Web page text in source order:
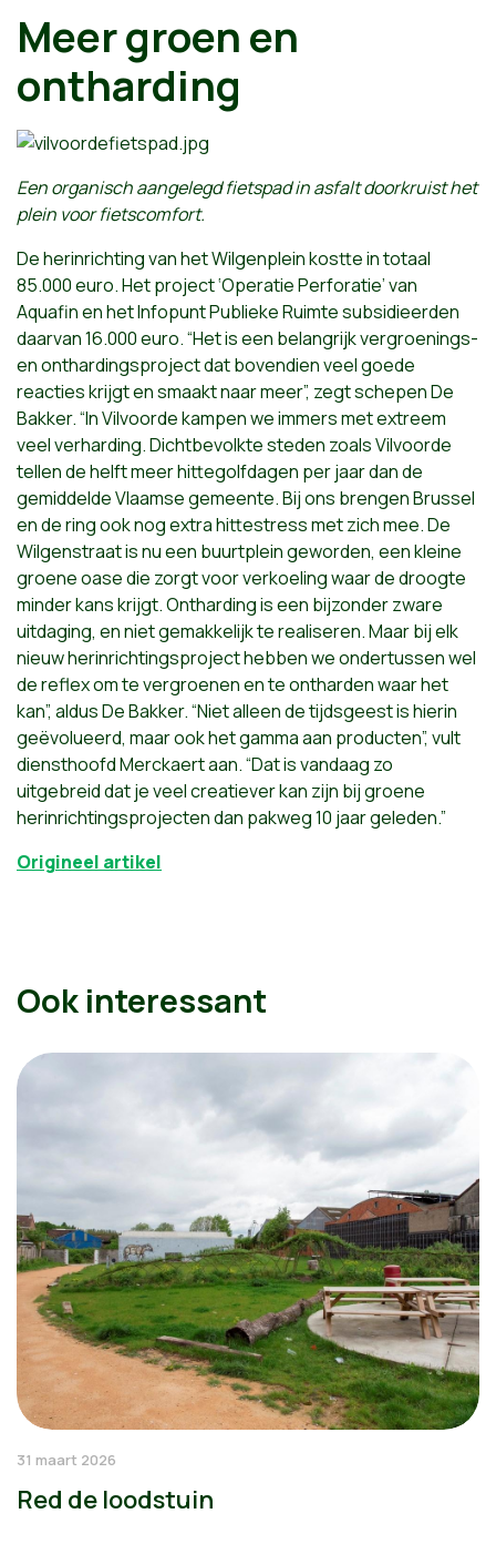
Meer groen en
ontharding
Een organisch aangelegd fietspad in asfalt doorkruist het
plein voor fietscomfort.
De herinrichting van het Wilgenplein kostte in totaal
85.000 euro. Het project ‘Operatie Perforatie’ van
Aquafin en het Infopunt Publieke Ruimte subsidieerden
daarvan 16.000 euro. “Het is een belangrijk vergroenings-
en onthardingsproject dat bovendien veel goede
reacties krijgt en smaakt naar meer”, zegt schepen De
Bakker. “In Vilvoorde kampen we immers met extreem
veel verharding. Dichtbevolkte steden zoals Vilvoorde
tellen de helft meer hittegolfdagen per jaar dan de
gemiddelde Vlaamse gemeente. Bij ons brengen Brussel
en de ring ook nog extra hittestress met zich mee. De
Wilgenstraat is nu een buurtplein geworden, een kleine
groene oase die zorgt voor verkoeling waar de droogte
minder kans krijgt. Ontharding is een bijzonder zware
uitdaging, en niet gemakkelijk te realiseren. Maar bij elk
nieuw herinrichtingsproject hebben we ondertussen wel
de reflex om te vergroenen en te ontharden waar het
kan”, aldus De Bakker. “Niet alleen de tijdsgeest is hierin
geëvolueerd, maar ook het gamma aan producten”, vult
diensthoofd Merckaert aan. “Dat is vandaag zo
uitgebreid dat je veel creatiever kan zijn bij groene
herinrichtingsprojecten dan pakweg 10 jaar geleden.”
Origineel artikel
Ook interessant
31 maart 2026
Red de loodstuin